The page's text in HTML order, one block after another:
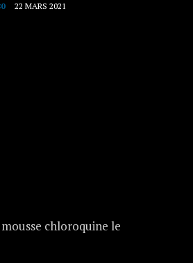
22 MARS 2021
chloroquine le